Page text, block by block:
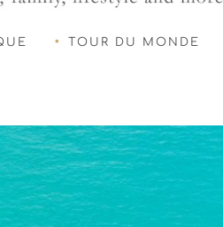
TOUR DU MONDE